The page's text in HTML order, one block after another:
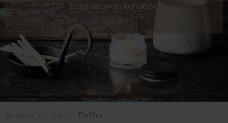
uppfriskande karaktär.
Startsida Ljus Doftljus